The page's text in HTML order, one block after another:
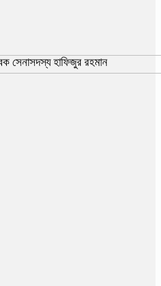
সেনাসদস্য হাফিজুর রহমান